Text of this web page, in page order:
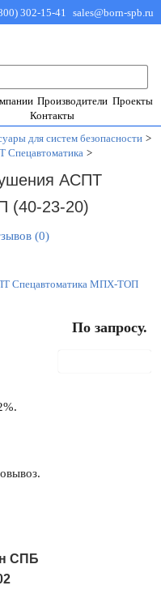
302-15-41 sales@born-spb.ru
Производители Проекты
Контакты
для систем безопасности >
Спецавтоматика >
АСПТ
(40-23-20)
(0)
По запросу.
СПБ